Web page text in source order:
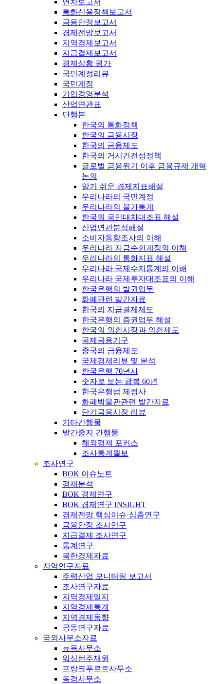
연차보고서
통화신용정책보고서
금융안정보고서
경제전망보고서
지역경제보고서
지급결제보고서
경제상황 평가
국민계정리뷰
국민계정
기업경영분석
산업연관표
단행본
한국의 통화정책
한국의 금융시장
한국의 금융제도
한국의 거시건전성정책
글로벌 금융위기 이후 금융규제 개혁
논의
알기 쉬운 경제지표해설
우리나라의 국민계정
우리나라의 물가통계
한국의 국민대차대조표 해설
산업연관분석해설
소비자동향조사의 이해
우리나라 자금순환계정의 이해
우리나라의 통화지표 해설
우리나라 국제수지통계의 이해
우리나라 국제투자대조표의 이해
한국은행의 발권업무
화폐관련 발간자료
한국의 지급결제제도
한국은행의 증권업무 해설
한국의 외환시장과 외환제도
국제금융기구
중국의 금융제도
국제경제리뷰 및 분석
한국은행 70년사
숫자로 보는 광복 60년
한국은행법 제정사
화폐박물관관련 발간자료
단기금융시장 리뷰
기타간행물
발간중지 간행물
해외경제 포커스
조사통계월보
조사연구
BOK 이슈노트
경제분석
BOK 경제연구
BOK 경제연구 INSIGHT
경제전망 핵심이슈·심층연구
금융안정 조사연구
지급결제 조사연구
통계연구
북한경제자료
지역연구자료
주력산업 모니터링 보고서
조사연구자료
지역경제일지
지역경제통계
지역경제동향
공동연구자료
국외사무소자료
뉴욕사무소
워싱턴주재원
프랑크푸르트사무소
동경사무소